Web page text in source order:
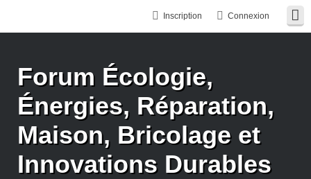
Connexion
Inscription
Forum Écologie,
Énergies, Réparation,
Maison, Bricolage et
Innovations Durables